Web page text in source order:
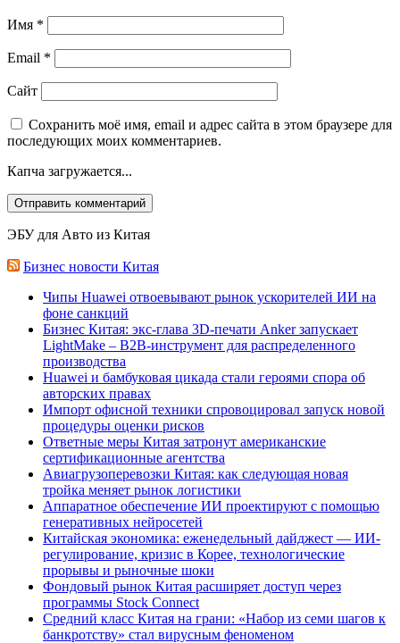
Имя *
Email *
Сайт
Сохранить моё имя, email и адрес сайта в этом браузере для
последующих моих комментариев.
Капча загружается...
ЭБУ для Авто из Китая
Бизнес новости Китая
Чипы Huawei отвоевывают рынок ускорителей ИИ на
фоне санкций
Бизнес Китая: экс-глава 3D-печати Anker запускает
LightMake – B2B-инструмент для распределенного
производства
Huawei и бамбуковая цикада стали героями спора об
авторских правах
Импорт офисной техники спровоцировал запуск новой
процедуры оценки рисков
Ответные меры Китая затронут американские
сертификационные агентства
Авиагрузоперевозки Китая: как следующая новая
тройка меняет рынок логистики
Аппаратное обеспечение ИИ проектируют с помощью
генеративных нейросетей
Китайская экономика: еженедельный дайджест — ИИ-
регулирование, кризис в Корее, технологические
прорывы и рыночные шоки
Фондовый рынок Китая расширяет доступ через
программы Stock Connect
Средний класс Китая на грани: «Набор из семи шагов к
банкротству» стал вирусным феноменом